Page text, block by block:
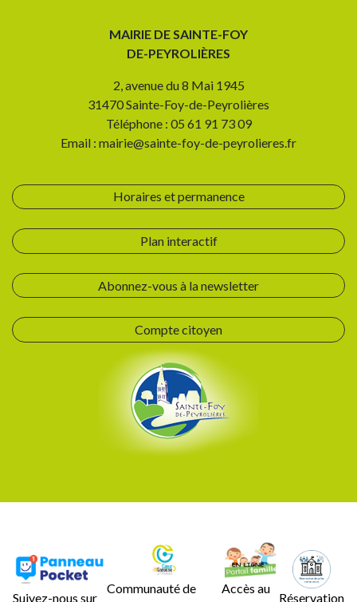
MAIRIE DE SAINTE-FOY
DE-PEYROLIÈRES
2, avenue du 8 Mai 1945
31470 Sainte-Foy-de-Peyrolières
Téléphone : 05 61 91 73 09
Email : mairie@sainte-foy-de-peyrolieres.fr
Horaires et permanence
Plan interactif
Abonnez-vous à la newsletter
Compte citoyen
Suivez-nous sur
Communauté de
Accès au
Réservation